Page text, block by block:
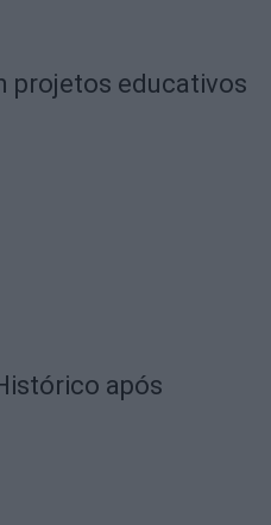
projetos educativos
após